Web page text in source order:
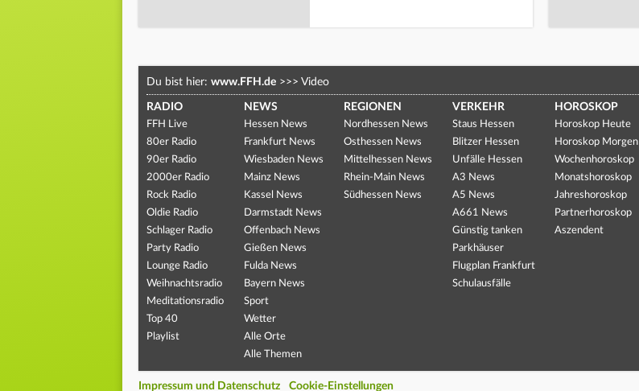
Du bist hier: www.FFH.de >>> Video
RADIO
FFH Live
80er Radio
90er Radio
2000er Radio
Rock Radio
Oldie Radio
Schlager Radio
Party Radio
Lounge Radio
Weihnachtsradio
Meditationsradio
Top 40
Playlist
NEWS
Hessen News
Frankfurt News
Wiesbaden News
Mainz News
Kassel News
Darmstadt News
Offenbach News
Gießen News
Fulda News
Bayern News
Sport
Wetter
Alle Orte
Alle Themen
REGIONEN
Nordhessen News
Osthessen News
Mittelhessen News
Rhein-Main News
Südhessen News
VERKEHR
Staus Hessen
Blitzer Hessen
Unfälle Hessen
A3 News
A5 News
A661 News
Günstig tanken
Parkhäuser
Flugplan Frankfurt
Schulausfälle
HOROSKOP
Horoskop Heute
Horoskop Morgen
Wochenhoroskop
Monatshoroskop
Jahreshoroskop
Partnerhoroskop
Aszendent
Impressum und Datenschutz Cookie-Einstellungen